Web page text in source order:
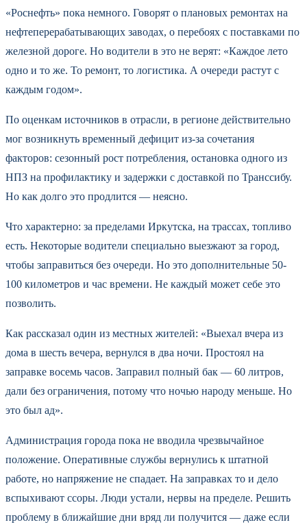
«Роснефть» пока немного. Говорят о плановых ремонтах на
нефтеперерабатывающих заводах, о перебоях с поставками по
железной дороге. Но водители в это не верят: «Каждое лето
одно и то же. То ремонт, то логистика. А очереди растут с
каждым годом».
По оценкам источников в отрасли, в регионе действительно
мог возникнуть временный дефицит из-за сочетания
факторов: сезонный рост потребления, остановка одного из
НПЗ на профилактику и задержки с доставкой по Транссибу.
Но как долго это продлится — неясно.
Что характерно: за пределами Иркутска, на трассах, топливо
есть. Некоторые водители специально выезжают за город,
чтобы заправиться без очереди. Но это дополнительные 50-
100 километров и час времени. Не каждый может себе это
позволить.
Как рассказал один из местных жителей: «Выехал вчера из
дома в шесть вечера, вернулся в два ночи. Простоял на
заправке восемь часов. Заправил полный бак — 60 литров,
дали без ограничения, потому что ночью народу меньше. Но
это был ад».
Администрация города пока не вводила чрезвычайное
положение. Оперативные службы вернулись к штатной
работе, но напряжение не спадает. На заправках то и дело
вспыхивают ссоры. Люди устали, нервы на пределе. Решить
проблему в ближайшие дни вряд ли получится — даже если